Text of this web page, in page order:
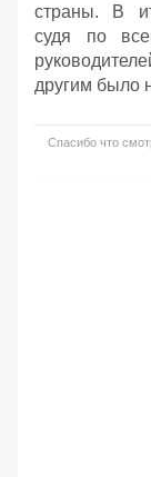
страны. В
судя по
другим было
Спасибо что